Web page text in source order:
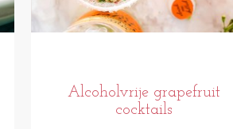
Alcoholvrije grapefruit
cocktails